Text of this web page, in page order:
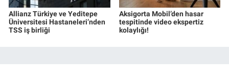
Allianz Türkiye ve Yeditepe
Üniversitesi Hastaneleri’nden
TSS iş birliği
Aksigorta Mobil’den hasar
tespitinde video ekspertiz
kolaylığı!